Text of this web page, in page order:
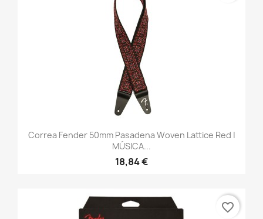
Correa Fender 50mm Pasadena Woven Lattice Red |
MÚSICA...
18,84 €
favorite_border